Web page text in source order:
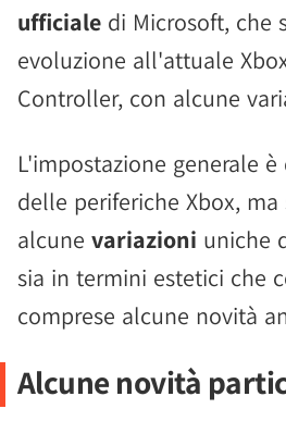
ufficiale di Microsoft, che
evoluzione all'attuale
Controller, con alcune
L'impostazione generale
delle periferiche Xbox,
alcune variazioni uniche
sia in termini estetici che
comprese alcune novità
Alcune novità